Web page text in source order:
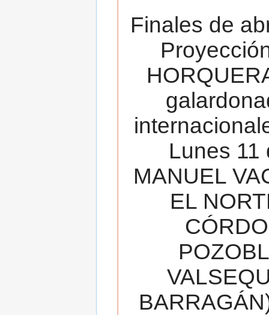
Finales de
Lunes 11
MANUEL
EL